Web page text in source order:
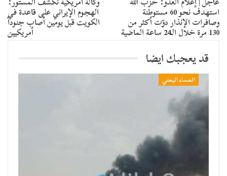
استهدف نحو 60 مستوطنة
وصافرات الإنذار دوّت أكثر من
130 مرة خلال الـ24 ساعة الماضية
الهجوم الإيراني على قاعدة في
الكويت قبل يومين أصاب جنوداً
أمريكيين
قد يعجبك ايضا
المساء اليمني